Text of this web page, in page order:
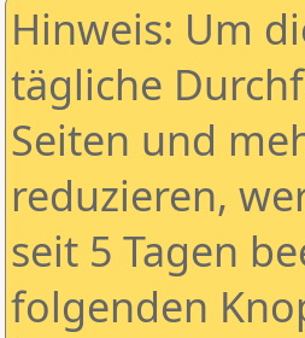
Hinweis: Um
tägliche
Seiten und
reduzieren,
seit 5 Tagen
folgenden